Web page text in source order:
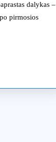
dalykas –
pirmosios